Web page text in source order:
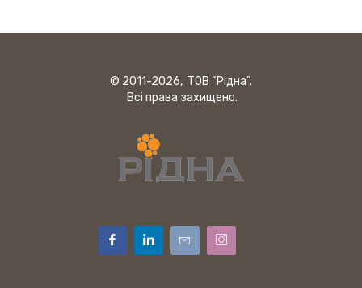
© 2011-2026, ТОВ “Рідна”.
Всі права захищено.